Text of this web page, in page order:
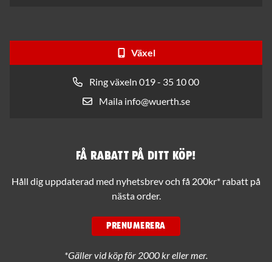
Växel
Ring växeln 019 - 35 10 00
Maila info@wuerth.se
Få rabatt på ditt köp!
Håll dig uppdaterad med nyhetsbrev och få 200kr* rabatt på
nästa order.
PRENUMERERA
*Gäller vid köp för 2000 kr eller mer.